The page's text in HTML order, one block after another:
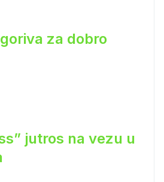
za dobro
jutros na vezu u